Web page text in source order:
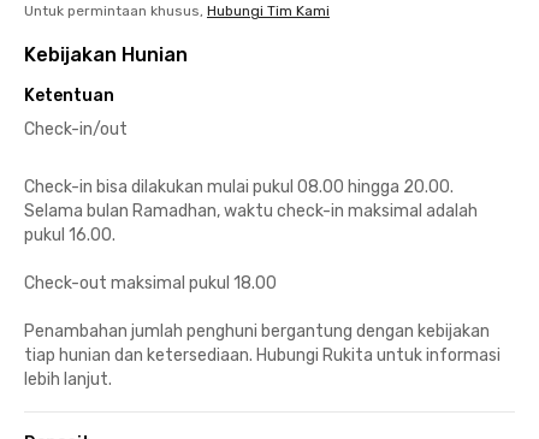
Untuk permintaan khusus, Hubungi Tim Kami
Kebijakan Hunian
Ketentuan
Check-in/out
Check-in bisa dilakukan mulai pukul 08.00 hingga 20.00.
Selama bulan Ramadhan, waktu check-in maksimal adalah
pukul 16.00.
Check-out maksimal pukul 18.00
Penambahan jumlah penghuni bergantung dengan kebijakan
tiap hunian dan ketersediaan. Hubungi Rukita untuk informasi
lebih lanjut.